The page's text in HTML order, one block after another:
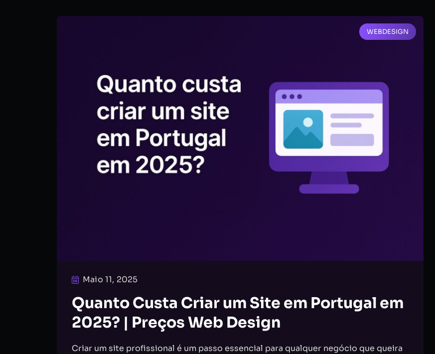
WEBDESIGN
Maio 11, 2025
Quanto Custa Criar um Site em Portugal em
2025? | Preços Web Design
Criar um site profissional é um passo essencial para qualquer negócio que queira